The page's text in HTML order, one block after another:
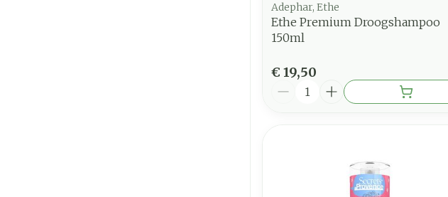
Adephar, Ethe
Ethe Premium Droogshampoo
150ml
€ 19,50
Aantal